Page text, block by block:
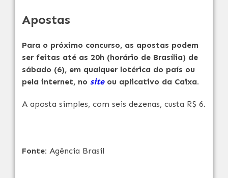
Apostas
Para o próximo concurso, as apostas podem
ser feitas até as 20h (horário de Brasília) de
sábado (6), em qualquer lotérica do país ou
pela internet, no siteou aplicativo da Caixa.
A aposta simples, com seis dezenas, custa R$ 6.
Fonte: Agência Brasil